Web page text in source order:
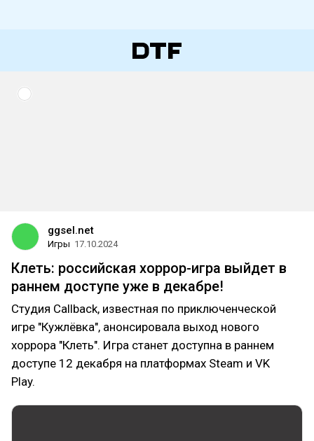
ggsel.net
Игры 17.10.2024
Клеть: российская хоррор-игра выйдет в
раннем доступе уже в декабре!
Студия Callback, известная по приключенческой
игре "Кужлёвка", анонсировала выход нового
хоррора "Клеть". Игра станет доступна в раннем
доступе 12 декабря на платформах Steam и VK
Play.